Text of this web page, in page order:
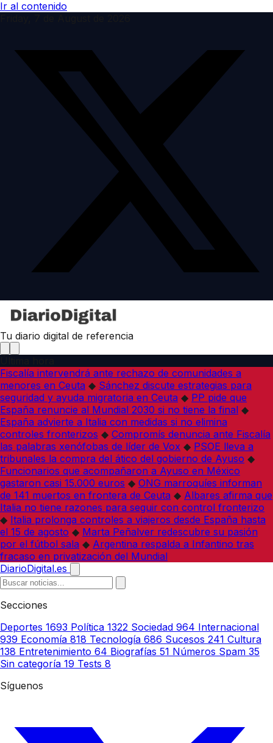
Ir al contenido
Tu diario digital de referencia
Fiscalía intervendrá ante rechazo de comunidades a
menores en Ceuta ◆ Sánchez discute estrategias para
seguridad y ayuda migratoria en Ceuta ◆ PP pide que
España renuncie al Mundial 2030 si no tiene la final ◆
España advierte a Italia con medidas si no elimina
controles fronterizos ◆ Compromís denuncia ante Fiscalía
las palabras xenófobas de líder de Vox ◆ PSOE lleva a
tribunales la compra del ático del gobierno de Ayuso ◆
Funcionarios que acompañaron a Ayuso en México
gastaron casi 15.000 euros ◆ ONG marroquíes informan
de 141 muertos en frontera de Ceuta ◆ Albares afirma que
Italia no tiene razones para seguir con control fronterizo
◆ Italia prolonga controles a viajeros desde España hasta
el 15 de agosto ◆ Marta Peñalver redescubre su pasión
por el fútbol sala ◆ Argentina respalda a Infantino tras
fracaso en privatización del Mundial
DiarioDigital.es
Secciones
Deportes 1693 Política 1322 Sociedad 964 Internacional
939 Economía 818 Tecnología 686 Sucesos 241 Cultura
138 Entretenimiento 64 Biografías 51 Números Spam 35
Sin categoría 19 Tests 8
Síguenos